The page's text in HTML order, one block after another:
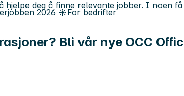
2026 ☀️For bedrifter
Bli vår nye OCC
hjelpe deg å finne relevante jobber. I noen